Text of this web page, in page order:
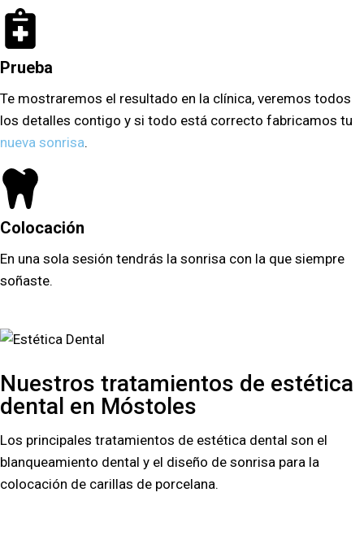
Prueba
Te mostraremos el resultado en la clínica, veremos todos
los detalles contigo y si todo está correcto fabricamos tu
nueva sonrisa.
Colocación
En una sola sesión tendrás la sonrisa con la que siempre
soñaste.
Nuestros tratamientos de estética
dental en Móstoles
Los principales tratamientos de estética dental son el
blanqueamiento dental y el diseño de sonrisa para la
colocación de carillas de porcelana.